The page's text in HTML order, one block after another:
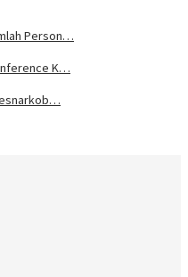
Person…
K…